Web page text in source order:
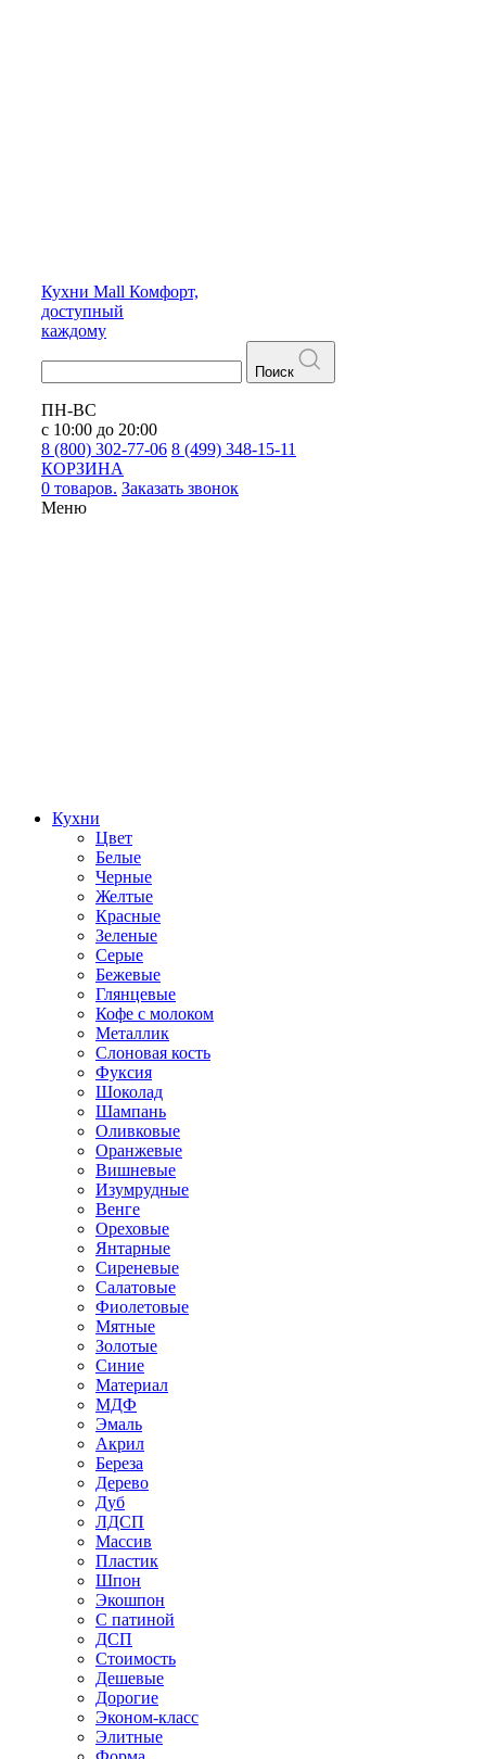
Кухни Mall Комфорт,
доступный
каждому
Поиск
ПН-ВС
с 10:00 до 20:00
8 (800) 302-77-06 8 (499) 348-15-11
КОРЗИНА
0 товаров. Заказать звонок
Меню
Кухни
Цвет
Белые
Черные
Желтые
Красные
Зеленые
Серые
Бежевые
Глянцевые
Кофе с молоком
Металлик
Слоновая кость
Фуксия
Шоколад
Шампань
Оливковые
Оранжевые
Вишневые
Изумрудные
Венге
Ореховые
Янтарные
Сиреневые
Салатовые
Фиолетовые
Мятные
Золотые
Синие
Материал
МДФ
Эмаль
Акрил
Береза
Дерево
Дуб
ЛДСП
Массив
Пластик
Шпон
Экошпон
С патиной
ДСП
Стоимость
Дешевые
Дорогие
Эконом-класс
Элитные